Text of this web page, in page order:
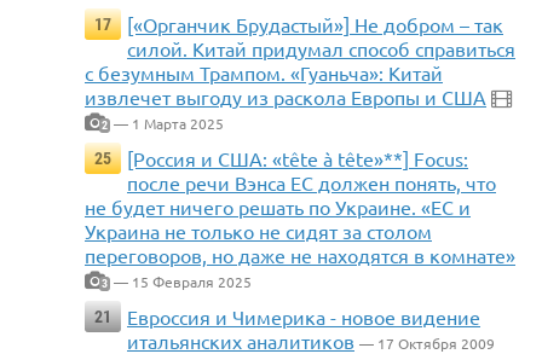
17
[«Органчик Брудастый»] Не добром – так
силой. Китай придумал способ справиться
с безумным Трампом. «Гуаньча»: Китай
извлечет выгоду из раскола Европы и США
2 — 1 Марта 2025
25
[Россия и США: «tête à tête»**] Focus:
после речи Вэнса ЕС должен понять, что
не будет ничего решать по Украине. «ЕС и
Украина не только не сидят за столом
переговоров, но даже не находятся в комнате»
3 — 15 Февраля 2025
21
Евроссия и Чимерика - новое видение
итальянских аналитиков — 17 Октября 2009